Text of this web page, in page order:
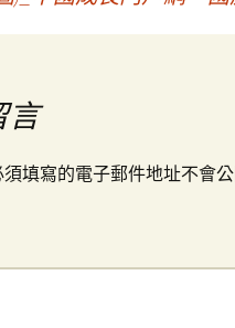
言
填寫的電子郵件地址不會公